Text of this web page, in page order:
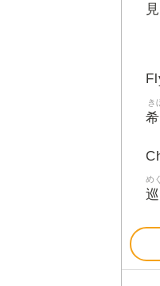
見
き
巡
め